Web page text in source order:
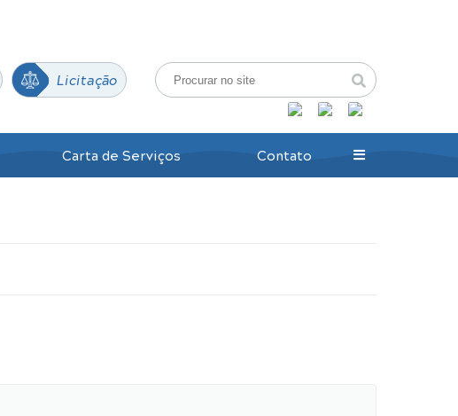
Licitação
Carta de Serviços Contato